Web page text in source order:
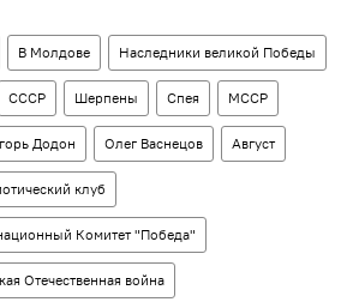
В Молдове Наследники великой Победы
СССР Шерпены Спея МССР
Додон Олег Васнецов Август
клуб
Комитет "Победа"
Отечественная война